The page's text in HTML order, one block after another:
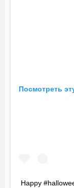
Посмотреть
Happy